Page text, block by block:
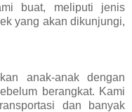
buat, meliputi jenis
yang akan dikunjungi,
anak-anak dengan
berangkat. Kami
dan banyak